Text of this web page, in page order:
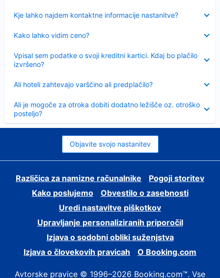
Kje lahko najdem kontaktne informacije nastanitve?
Kako lahko vidim ceno?
Vpisal sem podatke o svoji kreditni kartici. Kdaj bo plačilo
izvršeno?
Ali hoteli zahtevajo varščino ali predplačilo?
Ali je mogoče za otroka dobiti dodatno ležišče oz. otroško
posteljo?
Objavite svojo nastanitev
Različica za namizne računalnike
Pogoji storitev
Kako poslujemo
Obvestilo o zasebnosti
Uredi nastavitve piškotkov
Upravljanje personaliziranih priporočil
Izjava o sodobni obliki suženjstva
Izjava o človekovih pravicah
O Booking.com
Avtorske pravice © 1996–2026 Booking.com™. Vse